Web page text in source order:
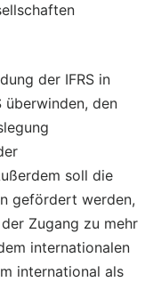
der IFRS in
überwinden, den
soll die
gefördert werden,
Zugang zu mehr
internationalen
international als